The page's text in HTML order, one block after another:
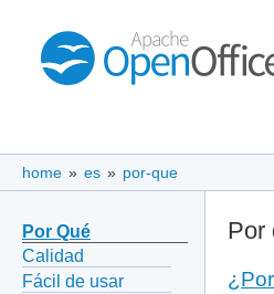
home » es » por-que
Por Qué
Calidad
Fácil de usar
Por